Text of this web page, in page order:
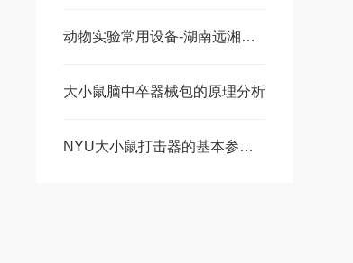
动物实验常用设备-湖南远湘生物科技有限公司
大小鼠脑中卒器械包的原理分析
NYU大小鼠打击器的基本参数介绍